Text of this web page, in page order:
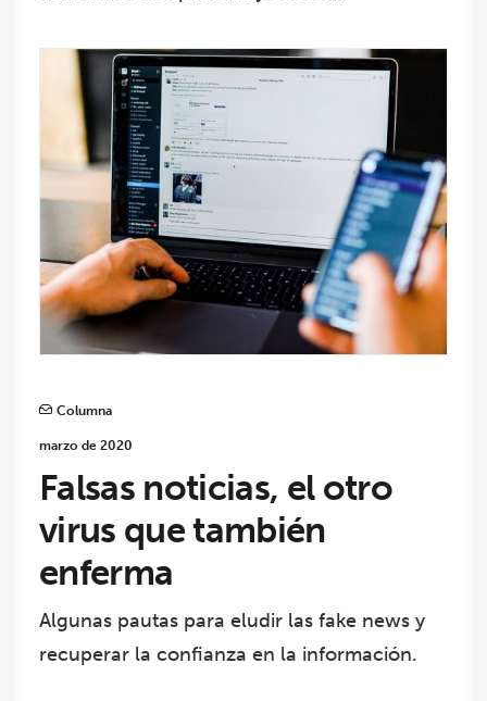
Columna
marzo de 2020
Falsas noticias, el otro
virus que también
enferma
Algunas pautas para eludir las fake news y
recuperar la confianza en la información.